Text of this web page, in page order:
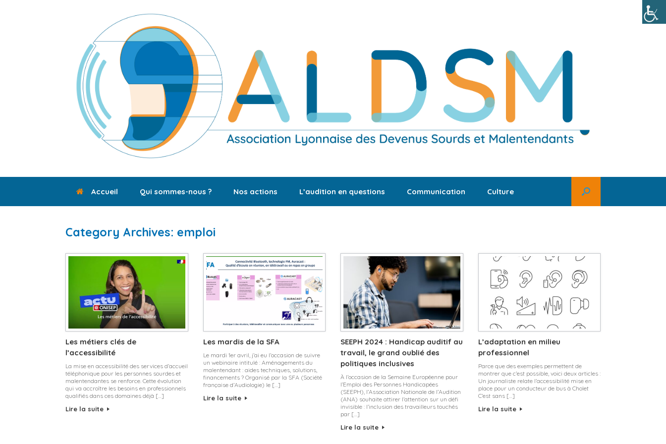
Accueil Qui sommes-nous ? Nos actions L’audition en questions Communication Culture
Category Archives: emploi
Les métiers clés de
l’accessibilité
La mise en accessibilité des services d’accueil
téléphonique pour les personnes sourdes et
malentendantes se renforce. Cette évolution
qui va accroître les besoins en professionnels
qualifiés dans ces domaines déjà […]
Lire la suite
Les mardis de la SFA
Le mardi 1er avril, j’ai eu l’occasion de suivre
un webinaire intitulé : Aménagements du
malentendant : aides techniques, solutions,
financements ? Organisé par la SFA (Société
française d’Audiologie) le […]
Lire la suite
SEEPH 2024 : Handicap auditif au
travail, le grand oublié des
politiques inclusives
À l’occasion de la Semaine Européenne pour
l’Emploi des Personnes Handicapées
(SEEPH), l’Association Nationale de l’Audition
(ANA) souhaite attirer l’attention sur un défi
invisible : l’inclusion des travailleurs touchés
par […]
Lire la suite
L’adaptation en milieu
professionnel
Parce que des exemples permettent de
montrer que c’est possible, voici deux articles :
Un journaliste relate l’accessibilité mise en
place pour un conducteur de bus à Cholet
C’est sans […]
Lire la suite